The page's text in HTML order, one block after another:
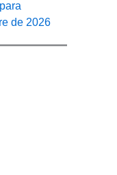
de 2026